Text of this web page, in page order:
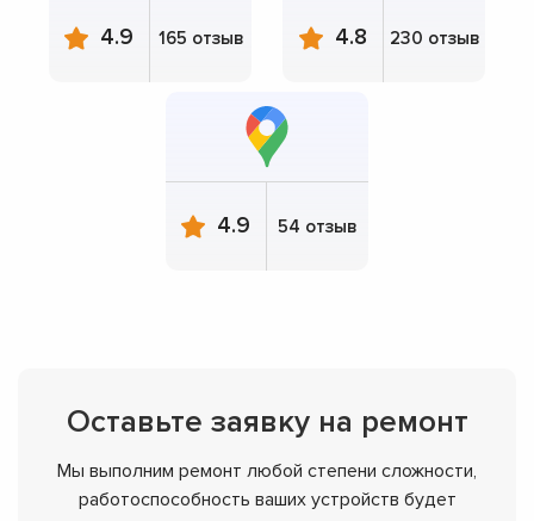
4.9 165 отзыв 4.8 230 отзыв
4.9 54 отзыв
Оставьте заявку на ремонт
Мы выполним ремонт любой степени сложности,
работоспособность ваших устройств будет